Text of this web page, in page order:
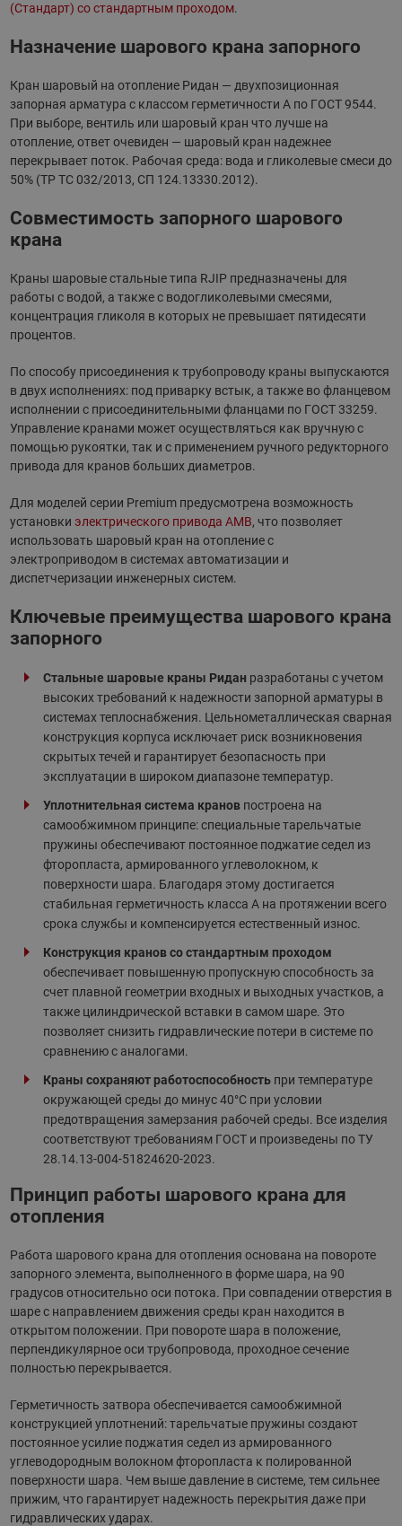
(Стандарт) со стандартным проходом.
Назначение шарового крана запорного
Кран шаровый на отопление Ридан — двухпозиционная
запорная арматура с классом герметичности А по ГОСТ 9544.
При выборе, вентиль или шаровый кран что лучше на
отопление, ответ очевиден — шаровый кран надежнее
перекрывает поток. Рабочая среда: вода и гликолевые смеси до
50% (ТР ТС 032/2013, СП 124.13330.2012).
Совместимость запорного шарового
крана
Краны шаровые стальные типа RJIP предназначены для
работы с водой, а также с водогликолевыми смесями,
концентрация гликоля в которых не превышает пятидесяти
процентов.
По способу присоединения к трубопроводу краны выпускаются
в двух исполнениях: под приварку встык, а также во фланцевом
исполнении с присоединительными фланцами по ГОСТ 33259.
Управление кранами может осуществляться как вручную с
помощью рукоятки, так и с применением ручного редукторного
привода для кранов больших диаметров.
Для моделей серии Premium предусмотрена возможность
установки электрического привода AMB, что позволяет
использовать шаровый кран на отопление с
электроприводом в системах автоматизации и
диспетчеризации инженерных систем.
Ключевые преимущества шарового крана
запорного
Стальные шаровые краны Ридан разработаны с учетом
высоких требований к надежности запорной арматуры в
системах теплоснабжения. Цельнометаллическая сварная
конструкция корпуса исключает риск возникновения
скрытых течей и гарантирует безопасность при
эксплуатации в широком диапазоне температур.
Уплотнительная система крановпостроена на
самообжимном принципе: специальные тарельчатые
пружины обеспечивают постоянное поджатие седел из
фторопласта, армированного углеволокном, к
поверхности шара. Благодаря этому достигается
стабильная герметичность класса А на протяжении всего
срока службы и компенсируется естественный износ.
Конструкция кранов со стандартным проходом
обеспечивает повышенную пропускную способность за
счет плавной геометрии входных и выходных участков, а
также цилиндрической вставки в самом шаре. Это
позволяет снизить гидравлические потери в системе по
сравнению с аналогами.
Краны сохраняют работоспособностьпри температуре
окружающей среды до минус 40°С при условии
предотвращения замерзания рабочей среды. Все изделия
соответствуют требованиям ГОСТ и произведены по ТУ
28.14.13-004-51824620-2023.
Принцип работы шарового крана для
отопления
Работа шарового крана для отопления основана на повороте
запорного элемента, выполненного в форме шара, на 90
градусов относительно оси потока. При совпадении отверстия в
шаре с направлением движения среды кран находится в
открытом положении. При повороте шара в положение,
перпендикулярное оси трубопровода, проходное сечение
полностью перекрывается.
Герметичность затвора обеспечивается самообжимной
конструкцией уплотнений: тарельчатые пружины создают
постоянное усилие поджатия седел из армированного
углеводородным волокном фторопласта к полированной
поверхности шара. Чем выше давление в системе, тем сильнее
прижим, что гарантирует надежность перекрытия даже при
гидравлических ударах.